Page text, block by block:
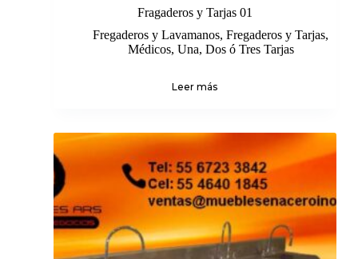
Fragaderos y Tarjas 01
Fregaderos y Lavamanos,Fregaderos y Tarjas,
Médicos, Una, Dos ó Tres Tarjas
Leer más